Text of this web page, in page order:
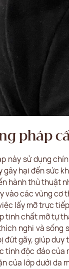
pháp
này sử dụng
gây hại đến sức
hành thủ thuật
vào các vùng cơ
lấy mỡ trực
tinh chất mỡ tự
nghi và sống
đứt gãy, giúp
tính độc đáo của
của lớp dưới da